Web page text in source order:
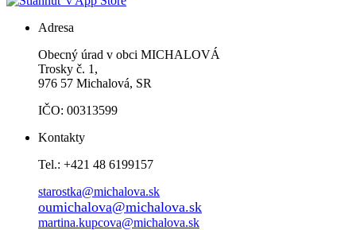
Adresa
Obecný úrad v obci MICHALOVÁ
Trosky č. 1,
976 57 Michalová, SR
IČO: 00313599
Kontakty
Tel.: +421 48 6199157
starostka@michalova.sk
oumichalova@michalova.sk
martina.kupcova@michalova.sk